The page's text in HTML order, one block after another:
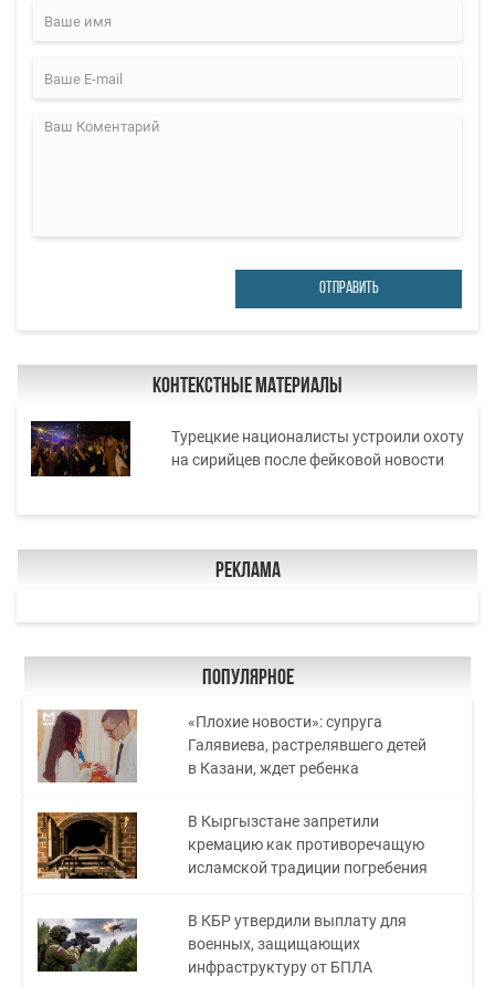
ОТПРАВИТЬ
Контекстные материалы
Турецкие националисты устроили охоту
на сирийцев после фейковой новости
Реклама
Популярное
«Плохие новости»: супруга
Галявиева, растрелявшего детей
в Казани, ждет ребенка
В Кыргызстане запретили
кремацию как противоречащую
исламской традиции погребения
В КБР утвердили выплату для
военных, защищающих
инфраструктуру от БПЛА